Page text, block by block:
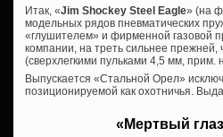
Итак, «Jim Shockey Steel Eagle» (на
модельных рядов пневматических
«глушителем» и фирменной газовой
компании, на треть сильнее прежней,
(сверхлегкими пульками 4,5 мм,
Выпускается «Стальной Орел»
позиционируемой как охотничья.
«Мертвый